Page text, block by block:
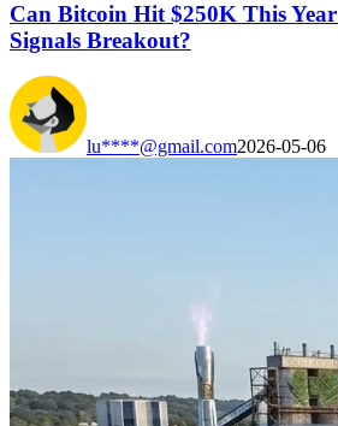
Can Bitcoin Hit $250K This
Signals Breakout?
lu****@gmail.com2026-05-06